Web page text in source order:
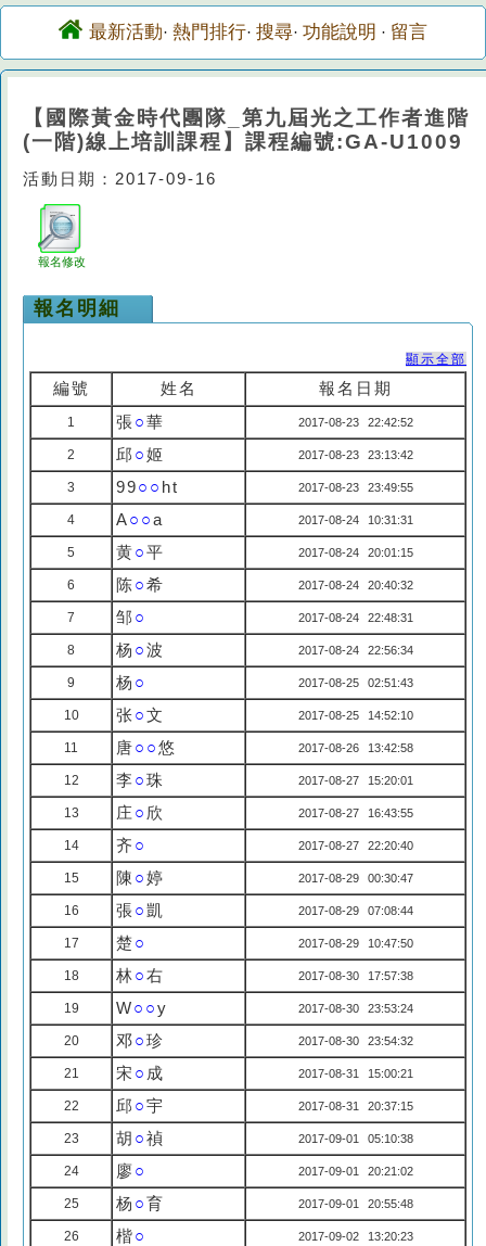
最新活動· 熱門排行· 搜尋· 功能說明 · 留言
【國際黃金時代團隊_第九屆光之工作者進階
(一階)線上培訓課程】課程編號:GA-U1009
活動日期：2017-09-16
報名修改
報名明細
顯示全部
編號 姓名 報名日期
1 張○華 2017-08-23 22:42:52
2 邱 ○姬 2017-08-23 23:13:42
3 99○○ ht 2017-08-23 23:49:55
4 A○○a 2017-08-24 10:31:31
5 黄○平 2017-08-24 20:01:15
6 陈○希 2017-08-24 20:40:32
7 邹 ○ 2017-08-24 22:48:31
8 杨 ○波 2017-08-24 22:56:34
9 杨 ○ 2017-08-25 02:51:43
10 张○文 2017-08-25 14:52:10
11 唐○○悠 2017-08-26 13:42:58
12 李○珠 2017-08-27 15:20:01
13 庄 ○ 欣 2017-08-27 16:43:55
14 齐 ○ 2017-08-27 22:20:40
15 陳 ○婷 2017-08-29 00:30:47
16 張○凱 2017-08-29 07:08:44
17 楚 ○ 2017-08-29 10:47:50
18 林○右 2017-08-30 17:57:38
19 W○○y 2017-08-30 23:53:24
20 邓○珍 2017-08-30 23:54:32
21 宋 ○ 成 2017-08-31 15:00:21
22 邱 ○宇 2017-08-31 20:37:15
23 胡 ○禎 2017-09-01 05:10:38
24 廖○ 2017-09-01 20:21:02
25 杨 ○育 2017-09-01 20:55:48
26 楷○ 2017-09-02 13:20:23